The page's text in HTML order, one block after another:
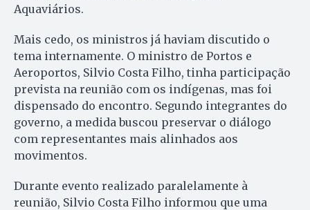
Aquaviários.
Mais cedo, os ministros já haviam discutido o
tema internamente. O ministro de Portos e
Aeroportos, Silvio Costa Filho, tinha participação
prevista na reunião com os indígenas, mas foi
dispensado do encontro. Segundo integrantes do
governo, a medida buscou preservar o diálogo
com representantes mais alinhados aos
movimentos.
Durante evento realizado paralelamente à
reunião, Silvio Costa Filho informou que uma